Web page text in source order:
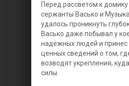
Перед рассветом к
сержанты Васько и
удалось проникнуть
Васько даже побывал у
надёжных людей и принес
ценных сведений о том,
возводят укрепления,
силы.